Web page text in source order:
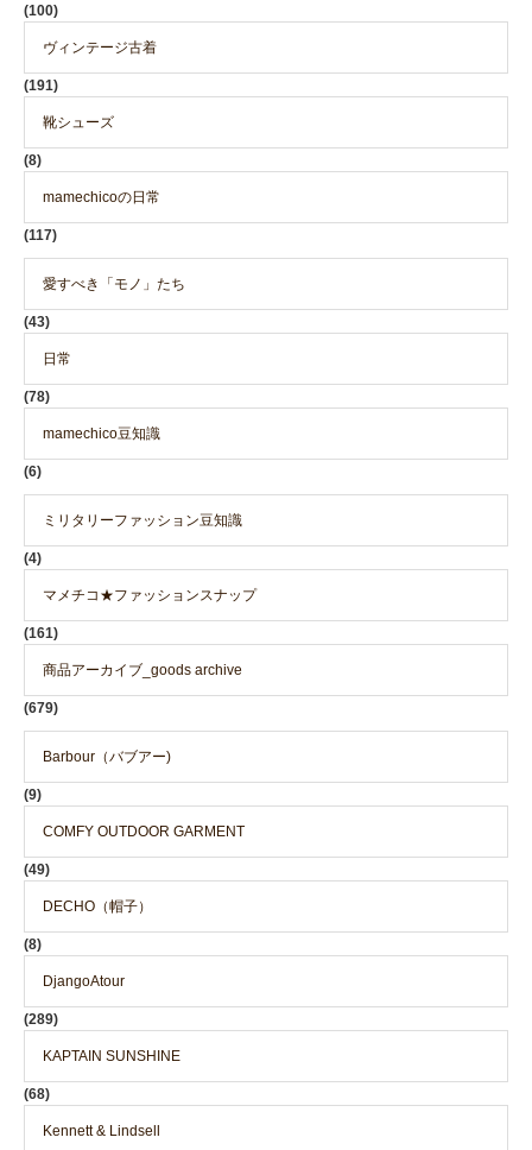
(100)
ヴィンテージ古着
(191)
靴シューズ
(8)
mamechicoの日常
(117)
愛すべき「モノ」たち
(43)
日常
(78)
mamechico豆知識
(6)
ミリタリーファッション豆知識
(4)
マメチコ★ファッションスナップ
(161)
商品アーカイブ_goods archive
(679)
Barbour（バブアー)
(9)
COMFY OUTDOOR GARMENT
(49)
DECHO（帽子）
(8)
DjangoAtour
(289)
KAPTAIN SUNSHINE
(68)
Kennett & Lindsell